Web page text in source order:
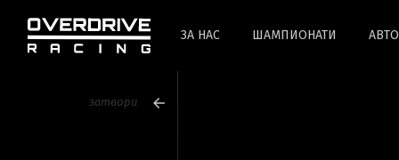
ЗА НАС ШАМПИОНАТИ
затвори